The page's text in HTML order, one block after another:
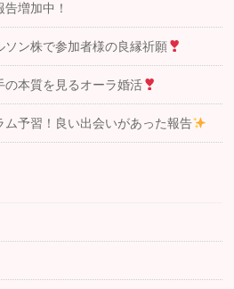
増加中！
ソン株で参加者様の良縁祈願
の本質を見るオーラ婚活
ム予習！良い出会いがあった報告